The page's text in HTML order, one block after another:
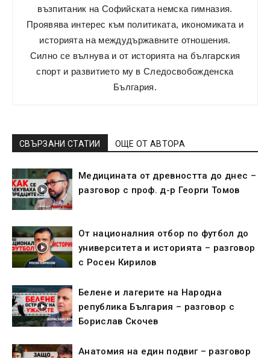
възпитаник на Софийската немска гимназия.
Проявява интерес към политикатa, икономиката и
историята на междудържавните отношения.
Силно се вълнува и от историята на българския
спорт и развитието му в Следосвобожденска
България.
СВЪРЗАНИ СТАТИИ ОЩЕ ОТ АВТОРА
Медицината от древността до днес –
разговор с проф. д-р Георги Томов
От националния отбор по футбол до
университета и историята – разговор
с Росен Кирилов
Белене и лагерите на Народна
република България – разговор с
Борислав Скочев
Анатомия на един подвиг – разговор